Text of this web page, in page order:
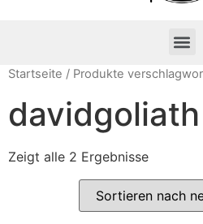
Startseite / Produkte
davidgoliath
Zeigt alle 2 Ergebnisse